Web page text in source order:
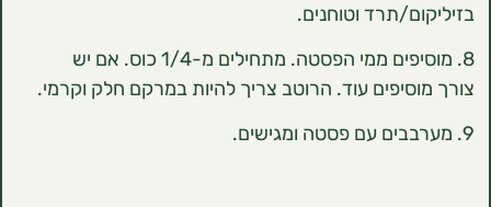
תרד וטוחנים.
8. ‏מוסיפים ממי הפסטה. מתחילים מ-1/4 כוס. אם יש
עוד. הרוטב צריך להיות במרקם חלק וקרמי.